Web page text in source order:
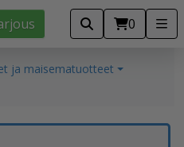
0
ja maisematuotteet